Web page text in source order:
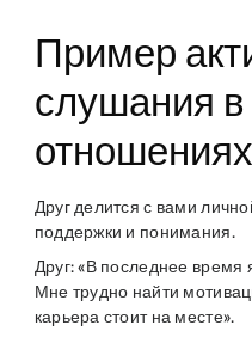
Пример
слушания
отношениях
Друг делится с вами
поддержки и понимания.
Друг: «В последнее
Мне трудно найти
карьера стоит на месте».